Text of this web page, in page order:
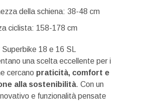
della schiena: 38-48 cm
ciclista: 158-178 cm
Superbike 18 e 16 SL
una scelta eccellente per i
cercano praticità, comfort e
alla sostenibilità. Con un
e funzionalità pensate